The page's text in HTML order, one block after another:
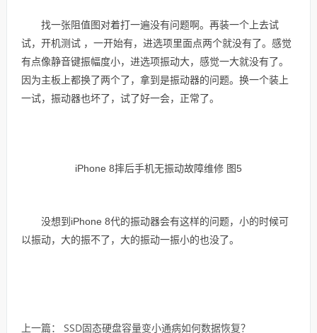
找一张阻值图对着打一遍没有问题啊。再装一个上去试
试，开机测试 ，一开始有，进选项里面点两个就没有了。感觉
有点像静音键振幅度小，进选项振动大，感觉一大就没有了。
因为主板上都换了两个了，拿到是振动器的问题。换一个装上
一试，振动器也坏了，试了好一会，正常了。
iPhone 8摔后手机无振动故障维修 图5
没想到iPhone 8代的振动器会有这样的问题，小的时候可
以振动，大的振不了，大的振动一振小的也没了。
上一篇： SSD固态硬盘容量变小通病如何数据恢复？